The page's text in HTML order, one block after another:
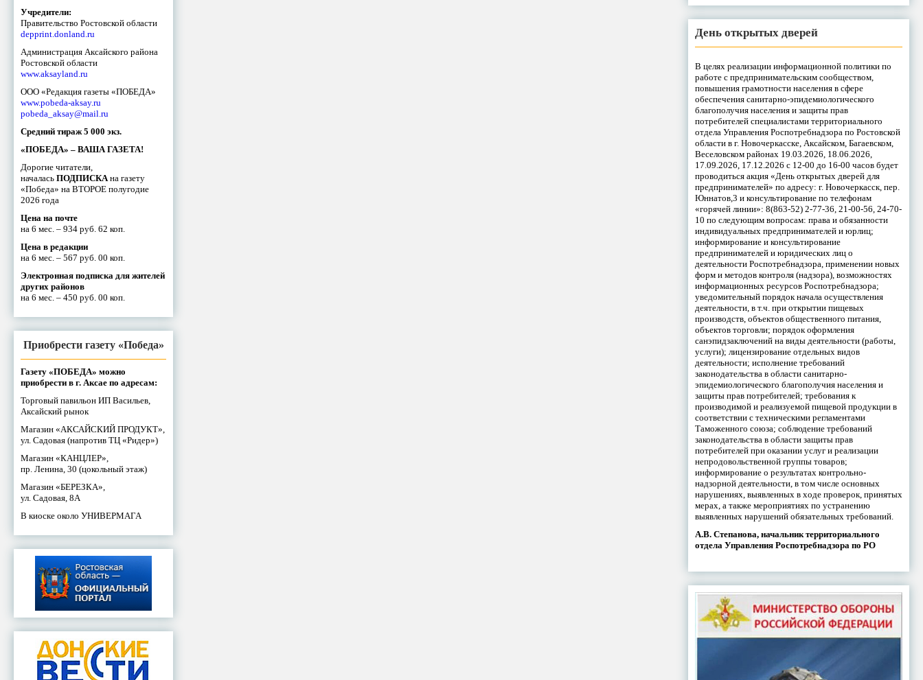
Учредители:
Правительство Ростовской области
depprint.donland.ru
Администрация Аксайского района
Ростовской области
www.aksayland.ru
ООО «Редакция газеты «ПОБЕДА»
www.pobeda-aksay.ru
pobeda_aksay@mail.ru
Средний тираж 5 000 экз.
«ПОБЕДА» – ВАША ГАЗЕТА!
Дорогие читатели,
началась ПОДПИСКА на газету
«Победа» на ВТОРОЕ полугодие
2026 года
Цена на почте
на 6 мес. – 934 руб. 62 коп.
Цена в редакции
на 6 мес. – 567 руб. 00 коп.
Электронная подписка для жителей
других районов
на 6 мес. – 450 руб. 00 коп.
Приобрести газету «Победа»
Газету «ПОБЕДА» можно
приобрести в г. Аксае по адресам:
Торговый павильон ИП Васильев,
Аксайский рынок
Магазин «АКСАЙСКИЙ ПРОДУКТ»,
ул. Садовая (напротив ТЦ «Ридер»)
Магазин «КАНЦЛЕР»,
пр. Ленина, 30 (цокольный этаж)
Магазин «БЕРЕЗКА»,
ул. Садовая, 8А
В киоске около УНИВЕРМАГА
День открытых дверей
В целях реализации информационной политики по
работе с предпринимательским сообществом,
повышения грамотности населения в сфере
обеспечения санитарно-эпидемиологического
благополучия населения и защиты прав
потребителей специалистами территориального
отдела Управления Роспотребнадзора по Ростовской
области в г. Новочеркасске, Аксайском, Багаевском,
Веселовском районах 19.03.2026, 18.06.2026,
17.09.2026, 17.12.2026 с 12-00 до 16-00 часов будет
проводиться акция «День открытых дверей для
предпринимателей» по адресу: г. Новочеркасск, пер.
Юннатов,3 и консультирование по телефонам
«горячей линии»: 8(863-52) 2-77-36, 21-00-56, 24-70-
10 по следующим вопросам: права и обязанности
индивидуальных предпринимателей и юрлиц;
информирование и консультирование
предпринимателей и юридических лиц о
деятельности Роспотребнадзора, применении новых
форм и методов контроля (надзора), возможностях
информационных ресурсов Роспотребнадзора;
уведомительный порядок начала осуществления
деятельности, в т.ч. при открытии пищевых
производств, объектов общественного питания,
объектов торговли; порядок оформления
санэпидзаключений на виды деятельности (работы,
услуги); лицензирование отдельных видов
деятельности; исполнение требований
законодательства в области санитарно-
эпидемиологического благополучия населения и
защиты прав потребителей; требования к
производимой и реализуемой пищевой продукции в
соответствии с техническими регламентами
Таможенного союза; соблюдение требований
законодательства в области защиты прав
потребителей при оказании услуг и реализации
непродовольственной группы товаров;
информирование о результатах контрольно-
надзорной деятельности, в том числе основных
нарушениях, выявленных в ходе проверок, принятых
мерах, а также мероприятиях по устранению
выявленных нарушений обязательных требований.
А.В. Степанова, начальник территориального
отдела Управления Роспотребнадзора по РО